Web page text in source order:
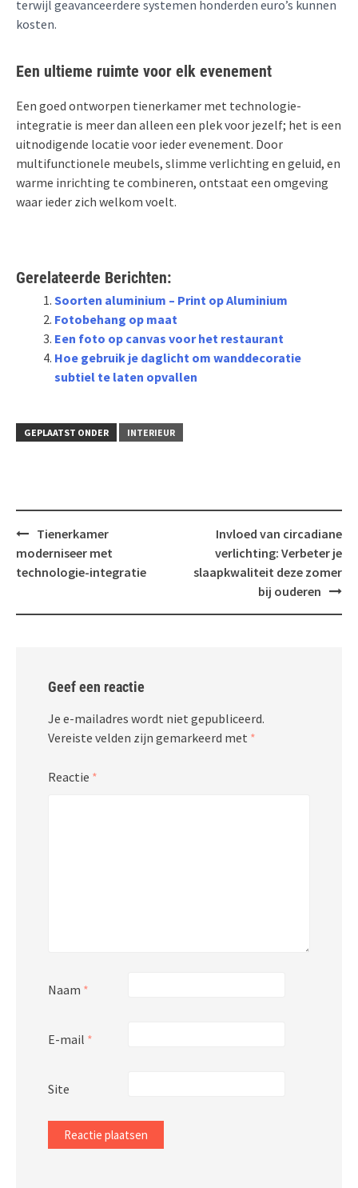
terwijl geavanceerdere systemen honderden euro’s kunnen
kosten.
Een ultieme ruimte voor elk evenement
Een goed ontworpen tienerkamer met technologie-
integratie is meer dan alleen een plek voor jezelf; het is een
uitnodigende locatie voor ieder evenement. Door
multifunctionele meubels, slimme verlichting en geluid, en
warme inrichting te combineren, ontstaat een omgeving
waar ieder zich welkom voelt.
Gerelateerde Berichten:
Soorten aluminium – Print op Aluminium
Fotobehang op maat
Een foto op canvas voor het restaurant
Hoe gebruik je daglicht om wanddecoratie
subtiel te laten opvallen
GEPLAATST ONDER INTERIEUR
Bericht
navigatie
Tienerkamer
moderniseer met
technologie-integratie
Invloed van circadiane
verlichting: Verbeter je
slaapkwaliteit deze zomer
bij ouderen
Geef een reactie
Je e-mailadres wordt niet gepubliceerd.
Vereiste velden zijn gemarkeerd met *
Reactie *
Naam *
E-mail *
Site